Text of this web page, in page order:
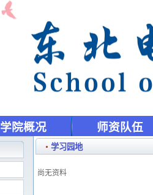
学院概况 师资队伍
学习园地
尚无资料